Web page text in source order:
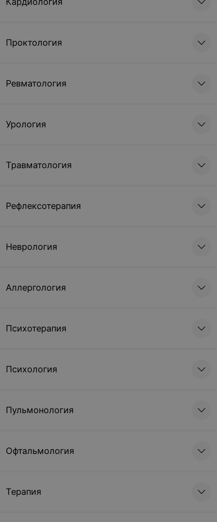
Проктология
Ревматология
Урология
Травматология
Рефлексотерапия
Неврология
Аллергология
Психотерапия
Психология
Пульмонология
Офтальмология
Терапия